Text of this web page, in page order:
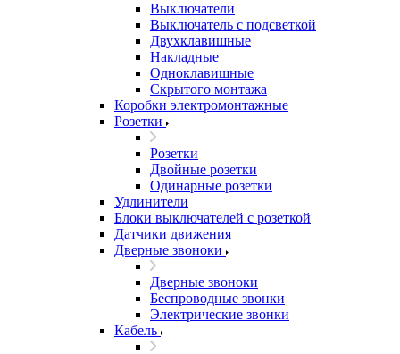
Выключатели
Выключатель с подсветкой
Двухклавишные
Накладные
Одноклавишные
Скрытого монтажа
Коробки электромонтажные
Розетки
Розетки
Двойные розетки
Одинарные розетки
Удлинители
Блоки выключателей с розеткой
Датчики движения
Дверные звоноки
Дверные звоноки
Беспроводные звонки
Электрические звонки
Кабель